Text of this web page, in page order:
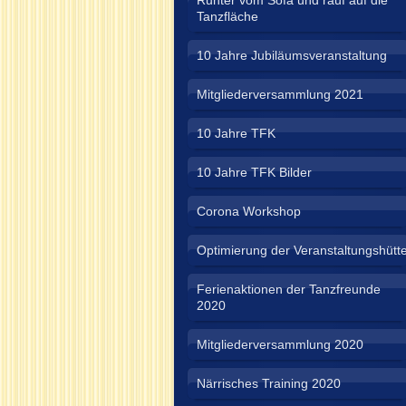
Tanzfläche
10 Jahre Jubiläumsveranstaltung
Mitgliederversammlung 2021
10 Jahre TFK
10 Jahre TFK Bilder
Corona Workshop
Optimierung der
Ferienaktionen der Tanzfreunde
2020
Mitgliederversammlung 2020
Närrisches Training 2020